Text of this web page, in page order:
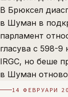
В Брюксел
в Шуман в
парламент
гласува с 598-9
IRGC, но беше
в Шуман отново
14 ФЕВРУАРИ